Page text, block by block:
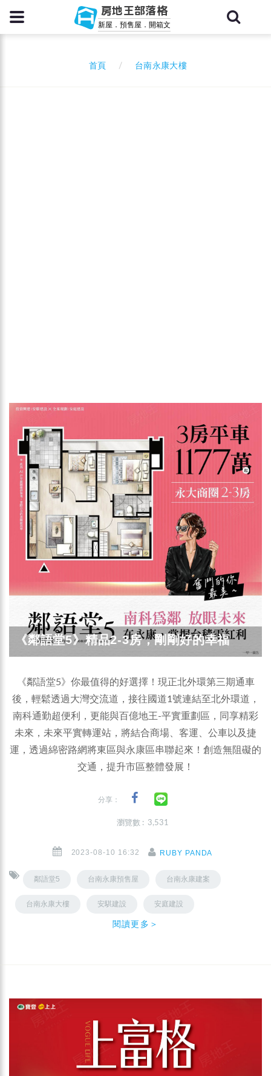
房地王部落格
新屋．預售屋．開箱文
首頁 台南永康大樓
《鄰語堂5》精品2-3房，剛剛好的幸福
《鄰語堂5》你最值得的好選擇！現正北外環第三期通車
後，輕鬆透過大灣交流道，接往國道1號連結至北外環道，
南科通勤超便利，更能與百億地王-平實重劃區，同享精彩
未來，未來平實轉運站，將結合商場、客運、公車以及捷
運，透過綿密路網將東區與永康區串聯起來！創造無阻礙的
交通，提升市區整體發展！
分享：
瀏覽數 : 3,531
2023-08-10 16:32 RUBY PANDA
鄰語堂5 台南永康預售屋 台南永康建案
台南永康大樓 安騏建設 安庭建設
閱讀更多＞